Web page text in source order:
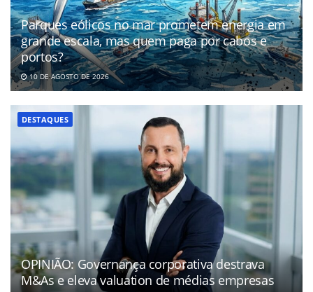
Parques eólicos no mar prometem energia em
grande escala, mas quem paga por cabos e
portos?
10 DE AGOSTO DE 2026
DESTAQUES
OPINIÃO: Governança corporativa destrava
M&As e eleva valuation de médias empresas